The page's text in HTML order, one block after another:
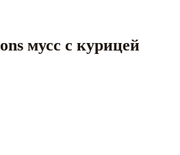
мусс с курицей